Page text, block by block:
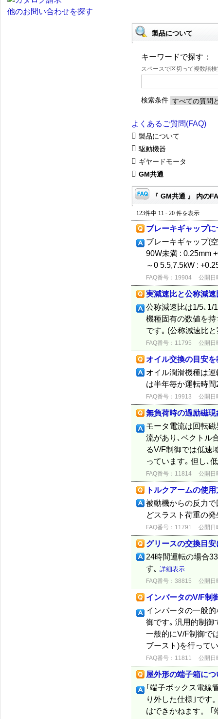
他のお問い合わせを探す
製品について
キーワードで探す：
スペースで区切って複数語
検索条件
よくあるご質問(FAQ)
製品について
駆動機器
ギヤードモータ
GM共通
『 GM共通 』 内の
123件中 11 - 20 件を表示
ブレーキギャップに
ブレーキギャップ(
90W未満 : 0.25mm
～0 5.5,7.5kW :
FAQ番号：19904 公開日
実減速比と公称減速
公称減速比は1/5､1/
機種固有の数値を
です｡ (公称減速比
FAQ番号：11795 公開日
オイル交換の目安
オイル潤滑機種は
は半年毎か運転時
FAQ番号：19913 公開日
無負荷時の過励磁
モータ電流は回転
流があり､ベクトル
るV/F制御では低速
っています｡ 但し､
FAQ番号：11814 公開日
トルクアームの使
被動機からの反力
どスラスト荷重の
FAQ番号：11791 公開日
グリースの交換目
24時間運転の場合
す｡ 詳細表示
FAQ番号：38815 公開日
インバータのV/F制
インバータの一般
御です｡ 汎用的制御
一般的にV/F制御で
ブースト)を行って
FAQ番号：11811 公開日
屋外形の端子箱につ
｢端子ボックス電線
り外した仕様｣です
はできかねます。 ｢